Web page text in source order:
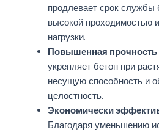
продлевает срок службы
высокой проходимостью
нагрузки.
Повышенная прочность
укрепляет бетон при
несущую способность и
целостность.
Экономически
Благодаря уменьшению